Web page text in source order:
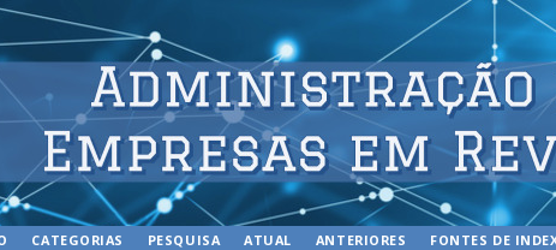
CATEGORIAS PESQUISA ATUAL ANTERIORES FONTES DE